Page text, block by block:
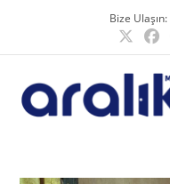
Bize Ulaşın: